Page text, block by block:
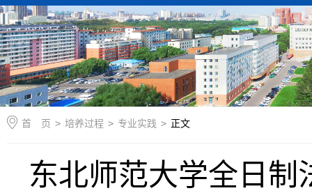
首 页 > 培养过程 > 专业实践 > 正文
东北师范大学全日